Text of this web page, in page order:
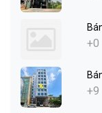
+0
+9